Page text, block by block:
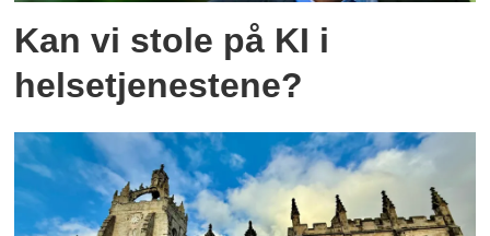
Kan vi stole på KI i
helsetjenestene?